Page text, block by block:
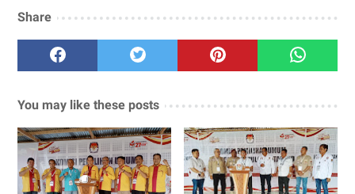
Share
You may like these posts